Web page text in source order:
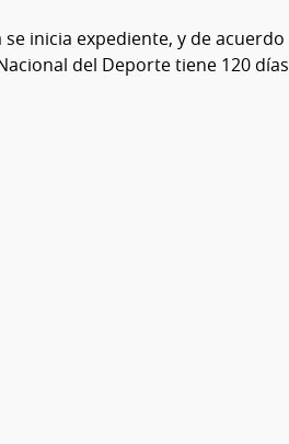
inicia expediente, y de acuerdo
del Deporte tiene 120 días